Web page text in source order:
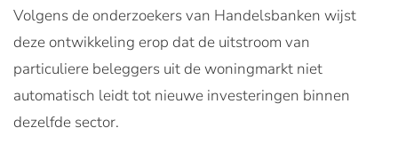
Volgens de onderzoekers van Handelsbanken wijst
deze ontwikkeling erop dat de uitstroom van
particuliere beleggers uit de woningmarkt niet
automatisch leidt tot nieuwe investeringen binnen
dezelfde sector.